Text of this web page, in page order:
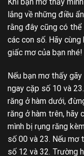
lắng về những điều
rằng đây cũng có
các con số. Hãy
giấc mơ của bạn nhé!
Nếu bạn mơ thấy
ngay cặp số 10 và
răng ở hàm dưới,
răng ở hàm trên, hãy
mình bị rụng răng
số 00 và 23. Nếu mơ
số 12 và 32. Trường